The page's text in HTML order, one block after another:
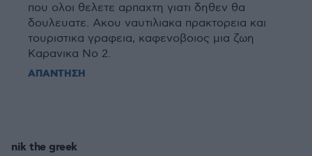
που ολοι θελετε αρπαχτη γιατι δηθεν θα
δουλευατε. Ακου ναυτιλιακα πρακτορεια και
τουριστικα γραφεια, καφενοβοιος μια ζωη
Καρανικα Νο 2.
ΑΠΑΝΤΗΣΗ
nik the greek